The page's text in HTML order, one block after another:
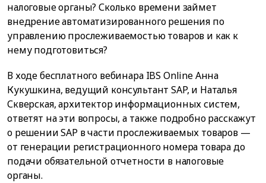
налоговые органы? Сколько времени займет
внедрение автоматизированного решения по
управлению прослеживаемостью товаров и как к
нему подготовиться?
В ходе бесплатного вебинара IBS Online Анна
Кукушкина, ведущий консультант SAP, и Наталья
Скверская, архитектор информационных систем,
ответят на эти вопросы, а также подробно расскажут
о решении SAP в части прослеживаемых товаров —
от генерации регистрационного номера товара до
подачи обязательной отчетности в налоговые
органы.